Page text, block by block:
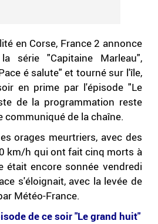
en Corse, France 2 annonce
série "Capitaine Marleau",
é salute" et tourné sur l'île,
en prime par l'épisode "Le
de la programmation reste
communiqué de la chaîne.
orages meurtriers, avec des
km/h qui ont fait cinq morts à
était encore sonnée vendredi
s'éloignait, avec la levée de
Météo-France.
de ce soir "Le grand huit"